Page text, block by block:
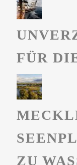
FÜR
ZU